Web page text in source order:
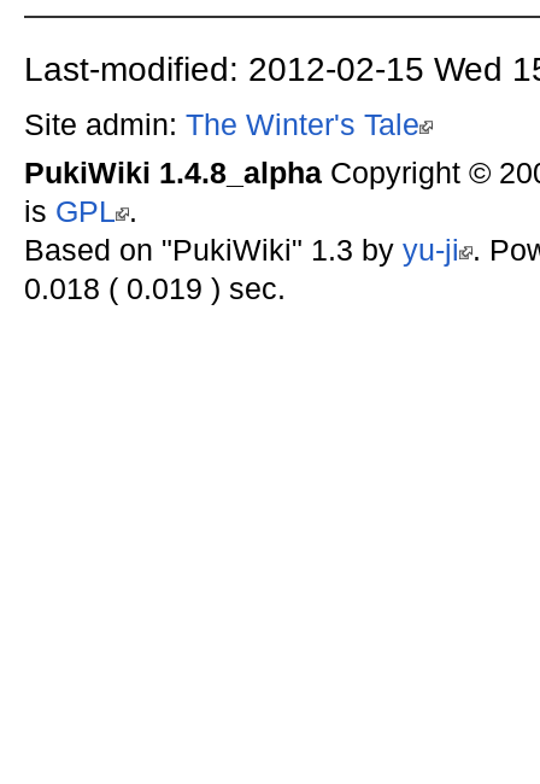
Last-modified: 2012-02-15 Wed
Site admin: The Winter's Tale
PukiWiki 1.4.8_alphaCopyright ©
is GPL .
Based on "PukiWiki" 1.3 by yu-ji .
0.018 ( 0.019 ) sec.